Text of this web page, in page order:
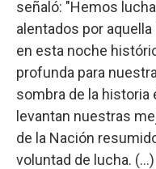
señaló: "Hemos
alentados por
en esta noche
profunda para
sombra de la historia
levantan nuestras
de la Nación
voluntad de lucha.